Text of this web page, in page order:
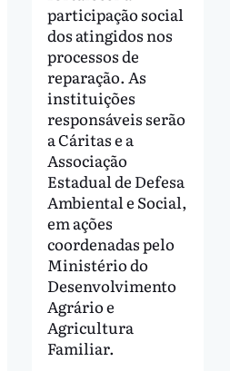
participação social
dos atingidos nos
processos de
reparação. As
instituições
responsáveis serão
a Cáritas e a
Associação
Estadual de Defesa
Ambiental e Social,
em ações
coordenadas pelo
Ministério do
Desenvolvimento
Agrário e
Agricultura
Familiar.